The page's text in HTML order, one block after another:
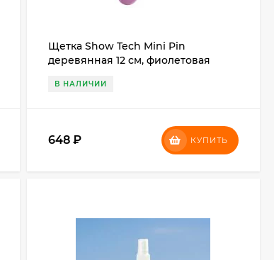
Щетка Show Tech Mini Pin
деревянная 12 cм, фиолетовая
В НАЛИЧИИ
648 ₽ КУПИТЬ